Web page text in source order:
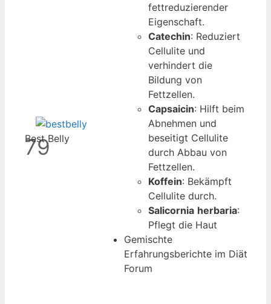
79
Best Belly
fettreduzierender
Eigenschaft.
Catechin: Reduziert
Cellulite und
verhindert die
Bildung von
Fettzellen.
Capsaicin: Hilft beim
Abnehmen und
beseitigt Cellulite
durch Abbau von
Fettzellen.
Koffein: Bekämpft
Cellulite durch.
Salicornia herbaria:
Pflegt die Haut
Gemischte
Erfahrungsberichte im Diät
Forum